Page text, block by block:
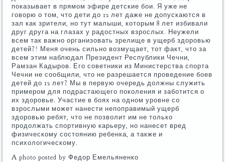
показывает в прямом эфире детские бои. Я уже не
говорю о том, что дети до 12 лет даже не допускаются в
зал как зрители, но тут малыши, которым 8 лет избивали
друг друга на глазах у радостных взрослых. Неужели
всем так важно организовать зрелище в ущерб здоровью
детей?! Меня очень сильно возмущает, тот факт, что за
всем этим наблюдал Президент Республики Чечни,
Рамзан Кадыров. Его советники из Министерства спорта
Чечни не сообщили, что не разрешается проведение боев
детей до 12 лет? Мы в первую очередь должны служить
примером для подрастающего поколения и заботится о
их здоровье. Участие в боях на одном уровне со
взрослыми может нанести непоправимый ущерб
здоровью ребят, что не позволит им не только
продолжать спортивную карьеру, но нанесет вред
физическому состоянию ребенка, а также и
психологическому.
A photo posted by Федор Емельяненко